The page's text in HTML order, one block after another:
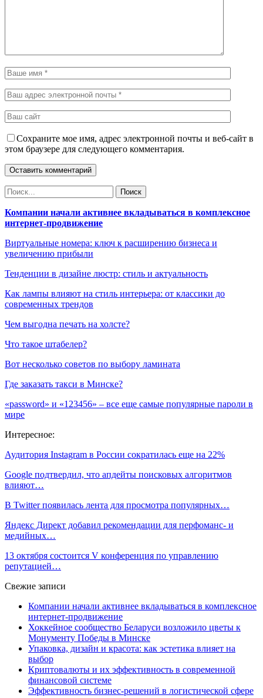
Сохраните мое имя, адрес электронной почты и веб-сайт в
этом браузере для следующего комментария.
Компании начали активнее вкладываться в комплексное
интернет-продвижение
Виртуальные номера: ключ к расширению бизнеса и
увеличению прибыли
Тенденции в дизайне люстр: стиль и актуальность
Как лампы влияют на стиль интерьера: от классики до
современных трендов
Чем выгодна печать на холсте?
Что такое штабелер?
Вот несколько советов по выбору ламината
Где заказать такси в Минске?
«password» и «123456» – все еще самые популярные пароли в
мире
Интересное:
Аудитория Instagram в России сократилась еще на 22%
Google подтвердил, что апдейты поисковых алгоритмов
влияют…
В Twitter появилась лента для просмотра популярных…
Яндекс Директ добавил рекомендации для перфоманс- и
медийных…
13 октября состоится V конференция по управлению
репутацией…
Свежие записи
Компании начали активнее вкладываться в комплексное
интернет-продвижение
Хоккейное сообщество Беларуси возложило цветы к
Монументу Победы в Минске
Упаковка, дизайн и красота: как эстетика влияет на
выбор
Криптовалюты и их эффективность в современной
финансовой системе
Эффективность бизнес-решений в логистической сфере